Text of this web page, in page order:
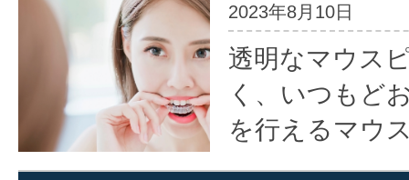
2023年8月10日
透明なマウス
く、いつもど
を行えるマウ